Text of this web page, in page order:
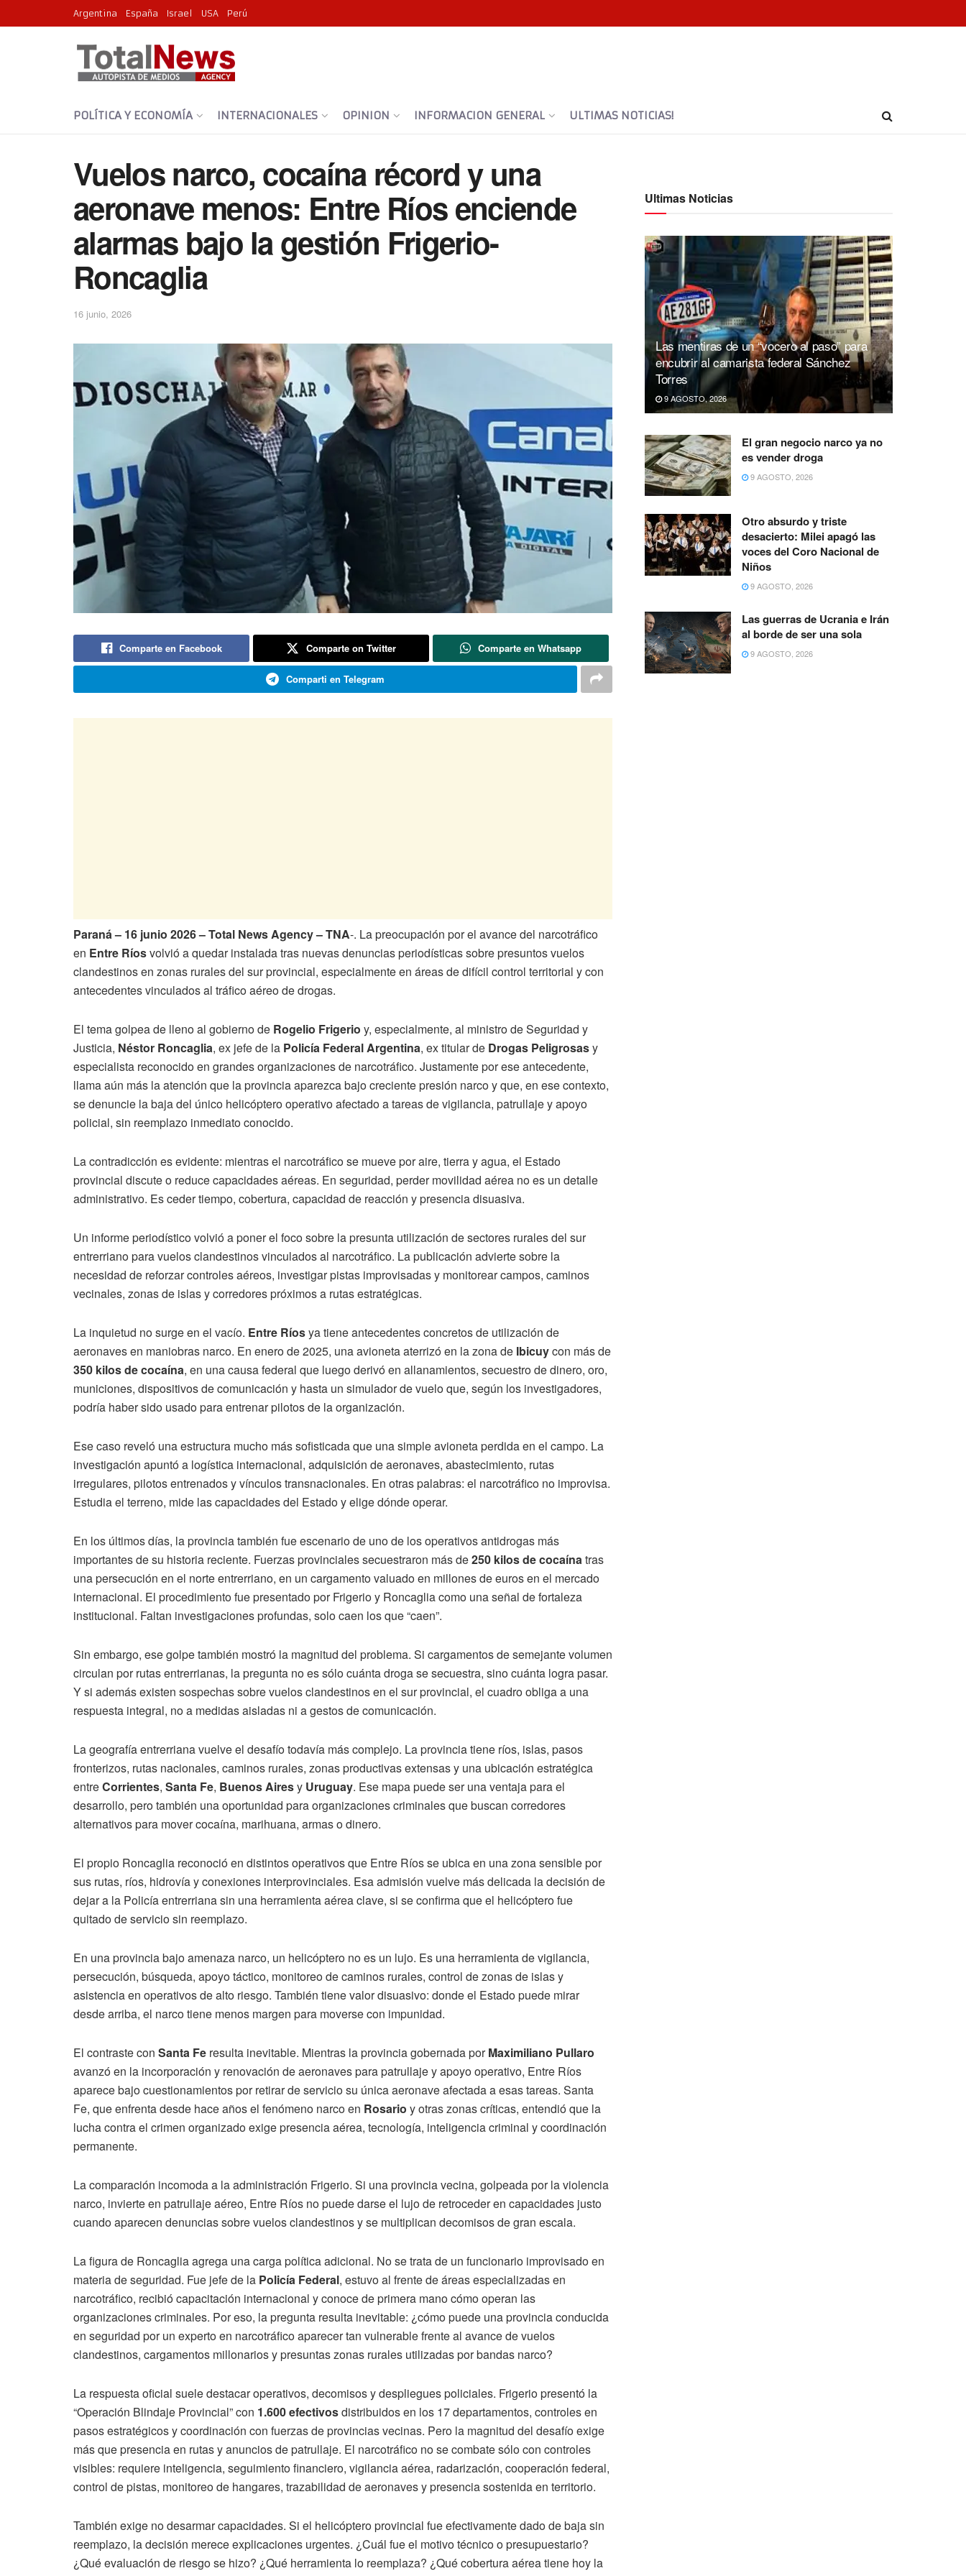
Argentina España Israel USA Perú
POLÍTICA Y ECONOMÍA INTERNACIONALES OPINION INFORMACION GENERAL ULTIMAS NOTICIAS!
Vuelos narco, cocaína récord y una
aeronave menos: Entre Ríos enciende
alarmas bajo la gestión Frigerio-
Roncaglia
16 junio, 2026
Comparte en Facebook Comparte on Twitter Comparte en Whatsapp
Comparti en Telegram
Paraná – 16 junio 2026 – Total News Agency – TNA-. La preocupación por el avance del narcotráfico
en Entre Ríosvolvió a quedar instalada tras nuevas denuncias periodísticas sobre presuntos vuelos
clandestinos en zonas rurales del sur provincial, especialmente en áreas de difícil control territorial y con
antecedentes vinculados al tráfico aéreo de drogas.
El tema golpea de lleno al gobierno de Rogelio Frigerio y, especialmente, al ministro de Seguridad y
Justicia, Néstor Roncaglia, ex jefe de la Policía Federal Argentina, ex titular de Drogas Peligrosasy
especialista reconocido en grandes organizaciones de narcotráfico. Justamente por ese antecedente,
llama aún más la atención que la provincia aparezca bajo creciente presión narco y que, en ese contexto,
se denuncie la baja del único helicóptero operativo afectado a tareas de vigilancia, patrullaje y apoyo
policial, sin reemplazo inmediato conocido.
La contradicción es evidente: mientras el narcotráfico se mueve por aire, tierra y agua, el Estado
provincial discute o reduce capacidades aéreas. En seguridad, perder movilidad aérea no es un detalle
administrativo. Es ceder tiempo, cobertura, capacidad de reacción y presencia disuasiva.
Un informe periodístico volvió a poner el foco sobre la presunta utilización de sectores rurales del sur
entrerriano para vuelos clandestinos vinculados al narcotráfico. La publicación advierte sobre la
necesidad de reforzar controles aéreos, investigar pistas improvisadas y monitorear campos, caminos
vecinales, zonas de islas y corredores próximos a rutas estratégicas.
La inquietud no surge en el vacío. Entre Ríosya tiene antecedentes concretos de utilización de
aeronaves en maniobras narco. En enero de 2025, una avioneta aterrizó en la zona de Ibicuycon más de
350 kilos de cocaína, en una causa federal que luego derivó en allanamientos, secuestro de dinero, oro,
municiones, dispositivos de comunicación y hasta un simulador de vuelo que, según los investigadores,
podría haber sido usado para entrenar pilotos de la organización.
Ese caso reveló una estructura mucho más sofisticada que una simple avioneta perdida en el campo. La
investigación apuntó a logística internacional, adquisición de aeronaves, abastecimiento, rutas
irregulares, pilotos entrenados y vínculos transnacionales. En otras palabras: el narcotráfico no improvisa.
Estudia el terreno, mide las capacidades del Estado y elige dónde operar.
En los últimos días, la provincia también fue escenario de uno de los operativos antidrogas más
importantes de su historia reciente. Fuerzas provinciales secuestraron más de250 kilos de cocaínatras
una persecución en el norte entrerriano, en un cargamento valuado en millones de euros en el mercado
internacional. El procedimiento fue presentado por Frigerio y Roncaglia como una señal de fortaleza
institucional. Faltan investigaciones profundas, solo caen los que “caen”.
Sin embargo, ese golpe también mostró la magnitud del problema. Si cargamentos de semejante volumen
circulan por rutas entrerrianas, la pregunta no es sólo cuánta droga se secuestra, sino cuánta logra pasar.
Y si además existen sospechas sobre vuelos clandestinos en el sur provincial, el cuadro obliga a una
respuesta integral, no a medidas aisladas ni a gestos de comunicación.
La geografía entrerriana vuelve el desafío todavía más complejo. La provincia tiene ríos, islas, pasos
fronterizos, rutas nacionales, caminos rurales, zonas productivas extensas y una ubicación estratégica
entreCorrientes, Santa Fe, Buenos Airesy Uruguay. Ese mapa puede ser una ventaja para el
desarrollo, pero también una oportunidad para organizaciones criminales que buscan corredores
alternativos para mover cocaína, marihuana, armas o dinero.
El propio Roncaglia reconoció en distintos operativos que Entre Ríos se ubica en una zona sensible por
sus rutas, ríos, hidrovía y conexiones interprovinciales. Esa admisión vuelve más delicada la decisión de
dejar a la Policía entrerriana sin una herramienta aérea clave, si se confirma que el helicóptero fue
quitado de servicio sin reemplazo.
En una provincia bajo amenaza narco, un helicóptero no es un lujo. Es una herramienta de vigilancia,
persecución, búsqueda, apoyo táctico, monitoreo de caminos rurales, control de zonas de islas y
asistencia en operativos de alto riesgo. También tiene valor disuasivo: donde el Estado puede mirar
desde arriba, el narco tiene menos margen para moverse con impunidad.
El contraste con Santa Fe resulta inevitable. Mientras la provincia gobernada porMaximiliano Pullaro
avanzó en la incorporación y renovación de aeronaves para patrullaje y apoyo operativo, Entre Ríos
aparece bajo cuestionamientos por retirar de servicio su única aeronave afectada a esas tareas. Santa
Fe, que enfrenta desde hace años el fenómeno narco en Rosario y otras zonas críticas, entendió que la
lucha contra el crimen organizado exige presencia aérea, tecnología, inteligencia criminal y coordinación
permanente.
La comparación incomoda a la administración Frigerio. Si una provincia vecina, golpeada por la violencia
narco, invierte en patrullaje aéreo, Entre Ríos no puede darse el lujo de retroceder en capacidades justo
cuando aparecen denuncias sobre vuelos clandestinos y se multiplican decomisos de gran escala.
La figura de Roncaglia agrega una carga política adicional. No se trata de un funcionario improvisado en
materia de seguridad. Fue jefe de la Policía Federal, estuvo al frente de áreas especializadas en
narcotráfico, recibió capacitación internacional y conoce de primera mano cómo operan las
organizaciones criminales. Por eso, la pregunta resulta inevitable: ¿cómo puede una provincia conducida
en seguridad por un experto en narcotráfico aparecer tan vulnerable frente al avance de vuelos
clandestinos, cargamentos millonarios y presuntas zonas rurales utilizadas por bandas narco?
La respuesta oficial suele destacar operativos, decomisos y despliegues policiales. Frigerio presentó la
“Operación Blindaje Provincial” con 1.600 efectivosdistribuidos en los 17 departamentos, controles en
pasos estratégicos y coordinación con fuerzas de provincias vecinas. Pero la magnitud del desafío exige
más que presencia en rutas y anuncios de patrullaje. El narcotráfico no se combate sólo con controles
visibles: requiere inteligencia, seguimiento financiero, vigilancia aérea, radarización, cooperación federal,
control de pistas, monitoreo de hangares, trazabilidad de aeronaves y presencia sostenida en territorio.
También exige no desarmar capacidades. Si el helicóptero provincial fue efectivamente dado de baja sin
reemplazo, la decisión merece explicaciones urgentes. ¿Cuál fue el motivo técnico o presupuestario?
¿Qué evaluación de riesgo se hizo? ¿Qué herramienta lo reemplaza? ¿Qué cobertura aérea tiene hoy la
Ultimas Noticias
Las mentiras de un “vocero al paso” para
encubrir al camarista federal Sánchez
Torres
9 AGOSTO, 2026
El gran negocio narco ya no
es vender droga
9 AGOSTO, 2026
Otro absurdo y triste
desacierto: Milei apagó las
voces del Coro Nacional de
Niños
9 AGOSTO, 2026
Las guerras de Ucrania e Irán
al borde de ser una sola
9 AGOSTO, 2026